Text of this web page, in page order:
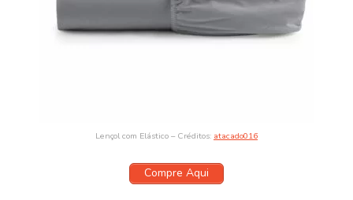
Lençol com Elástico – Créditos: atacado016
Compre Aqui